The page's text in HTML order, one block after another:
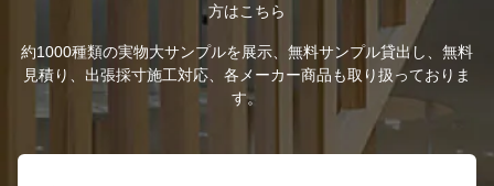
方はこちら
約1000種類の実物大サンプルを展示、無料サンプル貸出し、無料
見積り、出張採寸施工対応、各メーカー商品も取り扱っておりま
す。